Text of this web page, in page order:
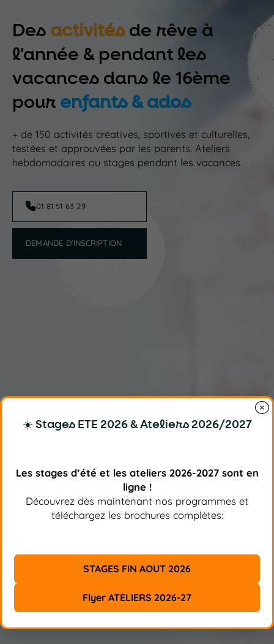
Des activitésde rêve à
l'année & pendant les
vacances dans le 16ème
pour enfants & ados
+ de 150 activités créatives, sportives et culturelles,
testées et approuvées par les parents. Ateliers
hebdomadaires ou stages pendant les vacances.
01 81 51 63 29
DEMANDE D'INSCRIPTION
×
☀️ Stages ETE 2026 & Ateliers 2026/2027
Les stages d’été et les ateliers 2026-2027 sont en
ligne !
Découvrez dès maintenant nos programmes et
téléchargez les brochures complètes:
STAGES FIN AOUT 2026
Flyer ATELIERS 2026-27